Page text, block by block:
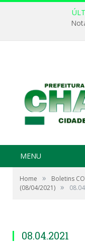
MENU
Home » Boletins
(08/04/2021) »
08.04.2021